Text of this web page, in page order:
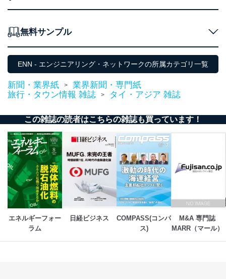
無料サンプル
ENN - エンジニアリング・ネットワークの所属カテゴリ一覧
新聞・業界紙 >
業界新聞・専門紙
旅行・タウン情報 雑誌
> タイ・アジア 雑誌
この雑誌の読者はこちらの雑誌も買っています！
エネルギーフォー
ラム
日経ビジネス
COMPASS(コンパ
ス)
M&A 専門誌